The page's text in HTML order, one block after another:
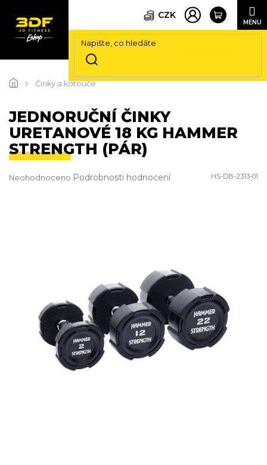
na
CZK
Činky a kotouče
JEDNORUČNÍ ČINKY
URETANOVÉ 18 KG HAMMER
STRENGTH (PÁR)
HS-DB-2313-01
Průměrné
Neohodnoceno Podrobnosti hodnocení